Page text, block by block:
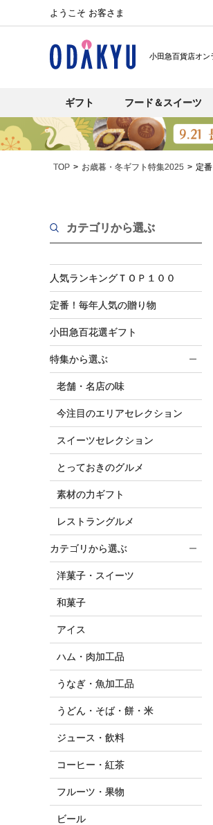
ようこそ お客さま
小田急百貨店オン
ギフト フード＆スイーツ
TOP お歳暮・冬ギフト特集2025 定
カテゴリから選ぶ
人気ランキングＴＯＰ１００
定番！毎年人気の贈り物
小田急百花選ギフト
特集から選ぶ
老舗・名店の味
今注目のエリアセレクション
スイーツセレクション
とっておきのグルメ
素材の力ギフト
レストラングルメ
カテゴリから選ぶ
洋菓子・スイーツ
和菓子
アイス
ハム・肉加工品
うなぎ・魚加工品
うどん・そば・餅・米
ジュース・飲料
コーヒー・紅茶
フルーツ・果物
ビール